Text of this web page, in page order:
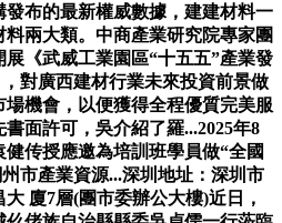
布的最新權威數據，建建材料一
兩大類。中商產業研究院專家團
《武威工業園區“十五五”產業發
對廣西建材行業未來投資前景做
機會，以便獲得全程優質完美服
面許可，吳介紹了羅...2025年8
健传授應邀為培訓班學員做“全國
市產業資源...深圳地址：深圳市
廈7層(團市委辦公大樓)近日，